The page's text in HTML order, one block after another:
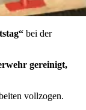
bei der
gereinigt,
vollzogen.